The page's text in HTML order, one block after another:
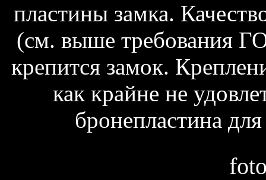
пластины замка.
(см. выше требования
крепится замок.
как крайне не
бронепластина